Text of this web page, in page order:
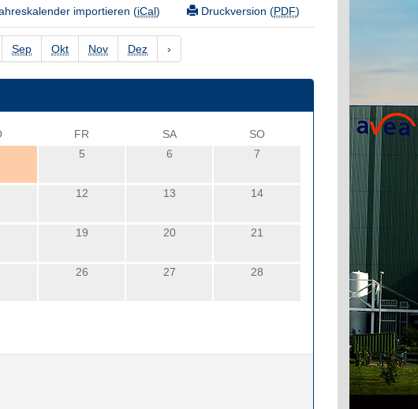
Druckversion (PDF)
importieren (iCal)
Sep Okt Nov Dez ›
FR SA
SO
5 6 7
12 13 14
19 20 21
26 27 28